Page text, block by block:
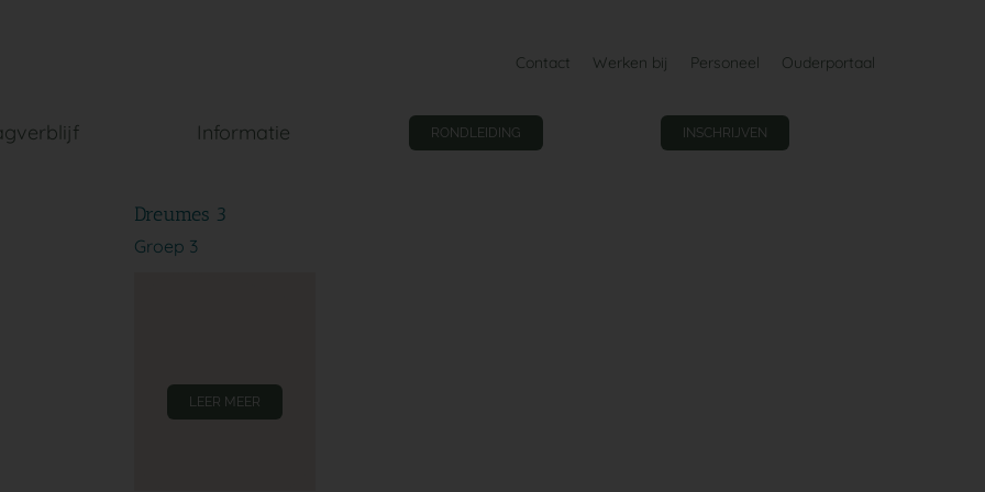
Contact Werken bij Personeel Ouderportaal
Informatie RONDLEIDING INSCHRIJVEN
Dreumes 3
Groep 3
LEER MEER